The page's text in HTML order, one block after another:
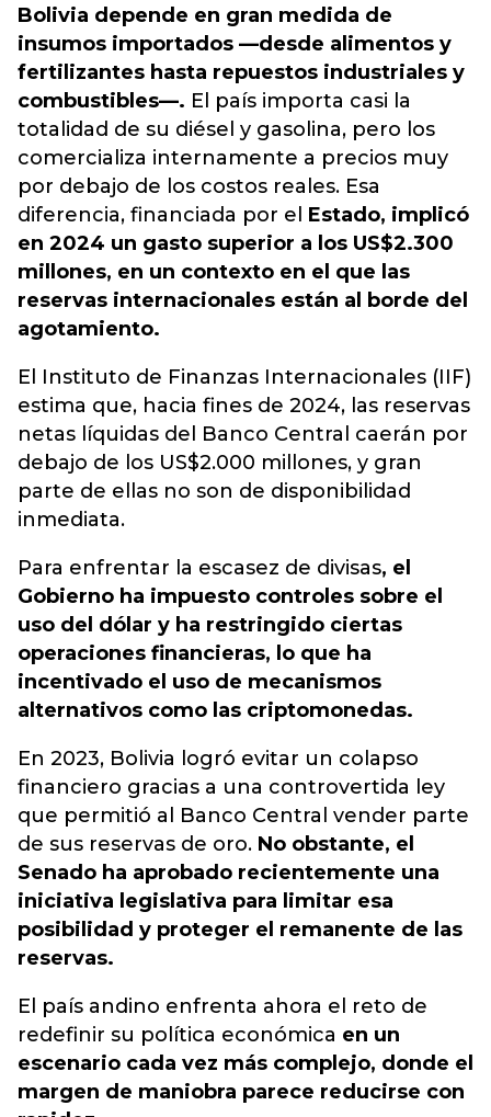
Bolivia depende en gran medida de
insumos importados —desde alimentos y
fertilizantes hasta repuestos industriales y
combustibles—. El país importa casi la
totalidad de su diésel y gasolina, pero los
comercializa internamente a precios muy
por debajo de los costos reales. Esa
diferencia, financiada por el Estado, implicó
en 2024 un gasto superior a los US$2.300
millones, en un contexto en el que las
reservas internacionales están al borde del
agotamiento.
El Instituto de Finanzas Internacionales (IIF)
estima que, hacia fines de 2024, las reservas
netas líquidas del Banco Central caerán por
debajo de los US$2.000 millones, y gran
parte de ellas no son de disponibilidad
inmediata.
Para enfrentar la escasez de divisas, el
Gobierno ha impuesto controles sobre el
uso del dólar y ha restringido ciertas
operaciones financieras, lo que ha
incentivado el uso de mecanismos
alternativos como las criptomonedas.
En 2023, Bolivia logró evitar un colapso
financiero gracias a una controvertida ley
que permitió al Banco Central vender parte
de sus reservas de oro. No obstante, el
Senado ha aprobado recientemente una
iniciativa legislativa para limitar esa
posibilidad y proteger el remanente de las
reservas.
El país andino enfrenta ahora el reto de
redefinir su política económica en un
escenario cada vez más complejo, donde el
margen de maniobra parece reducirse con